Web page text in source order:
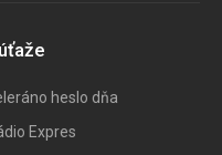
heslo dňa
Expres